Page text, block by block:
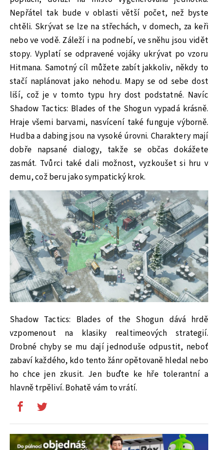
Nepřátel tak bude v oblasti větší počet, než byste
chtěli. Skrývat se lze na střechách, v domech, za keři
nebo ve vodě. Záleží i na podnebí, ve sněhu jsou vidět
stopy. Vyplatí se odpravené vojáky ukrývat po vzoru
Hitmana. Samotný cíl můžete zabít jakkoliv, někdy to
stačí naplánovat jako nehodu. Mapy se od sebe dost
liší, což je v tomto typu hry dost podstatné. Navíc
Shadow Tactics: Blades of the Shogun vypadá krásně.
Hraje všemi barvami, nasvícení také funguje výborně.
Hudba a dabing jsou na vysoké úrovni. Charaktery mají
dobře napsané dialogy, takže se občas dokážete
zasmát. Tvůrci také dali možnost, vyzkoušet si hru v
demu, což beru jako sympatický krok.
Shadow Tactics: Blades of the Shogun dává hrdě
vzpomenout na klasiky realtimeových strategií.
Drobné chyby se mu dají jednoduše odpustit, neboť
zabaví každého, kdo tento žánr opětovaně hledal nebo
ho chce jen zkusit. Jen buďte ke hře tolerantní a
hlavně trpěliví. Bohatě vám to vrátí.